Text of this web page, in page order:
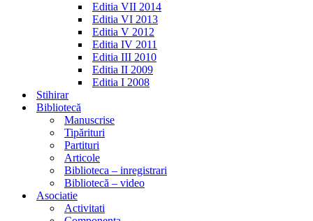
Editia VII 2014
Editia VI 2013
Editia V 2012
Editia IV 2011
Editia III 2010
Editia II 2009
Editia I 2008
Stihirar
Bibliotecă
Manuscrise
Tipărituri
Partituri
Articole
Biblioteca – inregistrari
Bibliotecă – video
Asociatie
Activitati